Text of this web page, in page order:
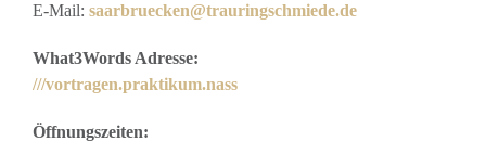
E-Mail: saarbruecken@trauringschmiede.de
What3Words Adresse:
///vortragen.praktikum.nass
Öffnungszeiten: